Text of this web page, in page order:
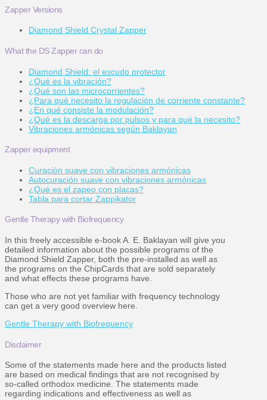
Zapper Versions
Diamond Shield Crystal Zapper
What the DS Zapper can do
Diamond Shield: el escudo protector
¿Qué es la vibración?
¿Qué son las microcorrientes?
¿Para qué necesito la regulación de corriente constante?
¿En qué consiste la modulación?
¿Qué es la descarga por pulsos y para qué la necesito?
Vibraciones armónicas según Baklayan
Zapper equipment
Curación suave con vibraciones armónicas
Autocuración suave con vibraciones armónicas
¿Qué es el zapeo con placas?
Tabla para cortar Zappikator
Gentle Therapy with Biofrequency
In this freely accessible e-book A. E. Baklayan will give you
detailed information about the possible programs of the
Diamond Shield Zapper, both the pre-installed as well as
the programs on the ChipCards that are sold separately
and what effects these programs have.
Those who are not yet familiar with frequency technology
can get a very good overview here.
Gentle Therapy with Biofrequency
Disclaimer
Some of the statements made here and the products listed
are based on medical findings that are not recognised by
so-called orthodox medicine. The statements made
regarding indications and effectiveness as well as